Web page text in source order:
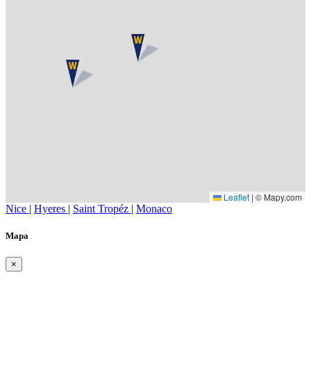
Leaflet | © Mapy.com
Nice | Hyeres | Saint Tropéz | Monaco
Mapa
×